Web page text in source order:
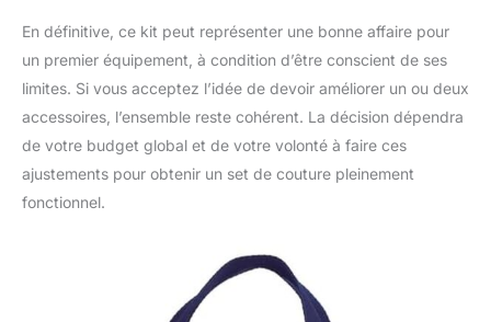
En définitive, ce kit peut représenter une bonne affaire pour
un premier équipement, à condition d’être conscient de ses
limites. Si vous acceptez l’idée de devoir améliorer un ou deux
accessoires, l’ensemble reste cohérent. La décision dépendra
de votre budget global et de votre volonté à faire ces
ajustements pour obtenir un set de couture pleinement
fonctionnel.